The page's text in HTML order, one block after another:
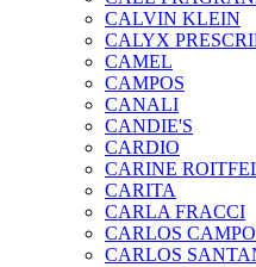
CALVIN KLEIN
CALYX
CAMEL
CAMPOS
CANALI
CANDIE'S
CARDIO
CARINE
CARITA
CARLA FRACCI
CARLOS
CARLOS